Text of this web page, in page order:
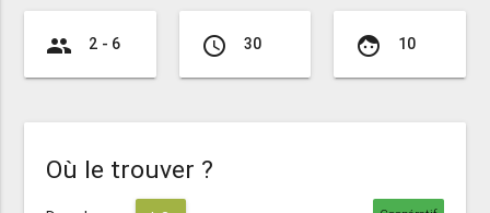
group 2 - 6 access_time 30 face 10
Où le trouver ?